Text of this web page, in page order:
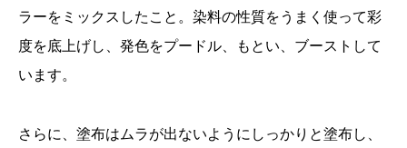
ラーをミックスしたこと。染料の性質をうまく使って彩
度を底上げし、発色をプードル、もとい、ブーストして
います。
さらに、塗布はムラが出ないようにしっかりと塗布し、